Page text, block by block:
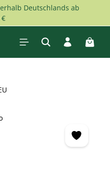
Deutschlands ab
€